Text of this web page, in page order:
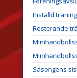
Inställd
Resterande
Säsongens